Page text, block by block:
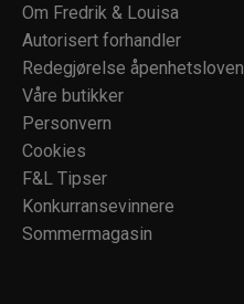
Om Fredrik & Louisa
Autorisert forhandler
Redegjørelse åpenhetsloven
Våre butikker
Personvern
Cookies
F&L Tipser
Konkurransevinnere
Sommermagasin